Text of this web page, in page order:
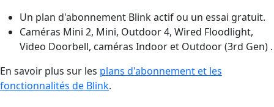
Un plan d'abonnement Blink actif ou un essai gratuit.
Caméras Mini 2, Mini, Outdoor 4, Wired Floodlight,
Video Doorbell, caméras Indoor et Outdoor (3rd Gen) .
En savoir plus sur les plans d'abonnement et les
fonctionnalités de Blink.